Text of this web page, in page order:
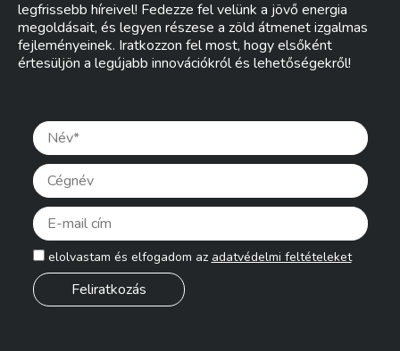
legfrissebb híreivel! Fedezze fel velünk a jövő energia
megoldásait, és legyen részese a zöld átmenet izgalmas
fejleményeinek. Iratkozzon fel most, hogy elsőként
értesüljön a legújabb innovációkról és lehetőségekről!
elolvastam és elfogadom az adatvédelmi feltételeket